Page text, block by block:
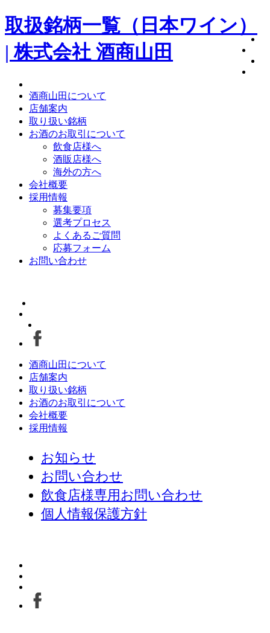
取扱銘柄一覧（日本ワイン）
| 株式会社 酒商山田
酒商山田について
店舗案内
取り扱い銘柄
お酒のお取引について
飲食店様へ
酒販店様へ
海外の方へ
会社概要
採用情報
募集要項
選考プロセス
よくあるご質問
応募フォーム
お問い合わせ
酒商山田について
店舗案内
取り扱い銘柄
お酒のお取引について
会社概要
採用情報
お知らせ
お問い合わせ
飲食店様専用お問い合わせ
個人情報保護方針